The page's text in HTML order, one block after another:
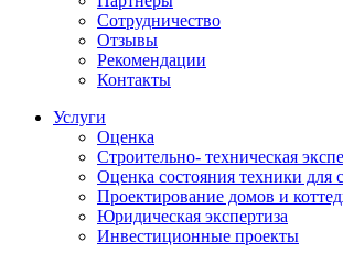
Сотрудничество
Отзывы
Рекомендации
Контакты
Услуги
Оценка
Строительно- техническая
Оценка состояния техники для
Проектирование домов и
Юридическая экспертиза
Инвестиционные проекты